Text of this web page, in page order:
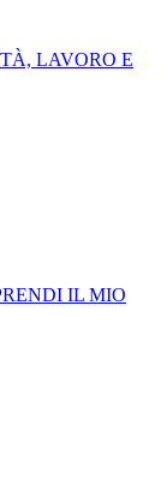
LAVORO E
IL MIO